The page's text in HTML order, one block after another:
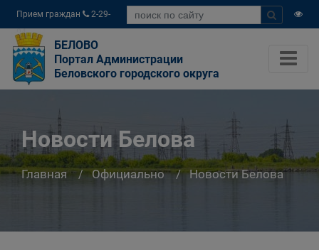
Прием граждан
2-29-
04
БЕЛОВО
Портал Администрации
Беловского городского округа
Новости Белова
Главная Официально Новости Белова